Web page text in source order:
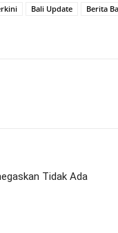
Bali Update Berita
Tidak Ada